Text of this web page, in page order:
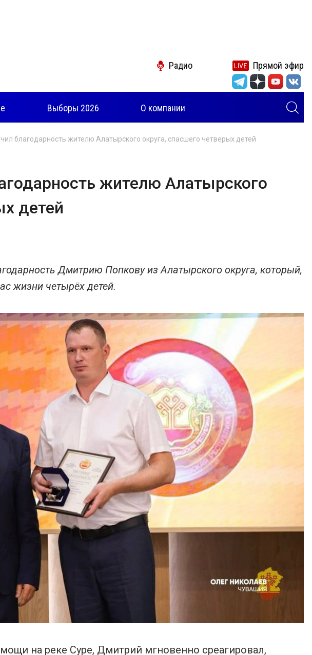
Радио Прямой эфир
Выборы 2026 О компании
благодарность жителю Алатырского округа, спасшего четверых детей
жителю Алатырского
детей
Дмитрию Попкову из Алатырского округа, который,
жизни четырёх детей.
на реке Суре, Дмитрий мгновенно среагировал,